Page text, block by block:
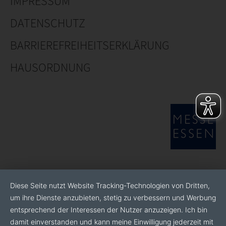
DATENSCHUTZ
BARRIEREFREIHEITSERKLÄRUNG
HAUSORDNUNG
Diese Seite nutzt Website Tracking-Technologien von Dritten,
um ihre Dienste anzubieten, stetig zu verbessern und Werbung
entsprechend der Interessen der Nutzer anzuzeigen. Ich bin
damit einverstanden und kann meine Einwilligung jederzeit mit